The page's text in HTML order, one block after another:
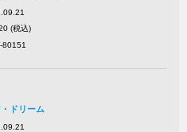
(税込)
80151
ドリーム